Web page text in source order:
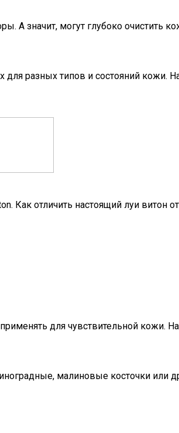
значит, могут глубоко очистить
разных типов и состояний кожи.
Как отличить настоящий луи витон
для чувствительной кожи.
малиновые косточки